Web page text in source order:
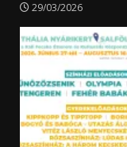
29/03/2026